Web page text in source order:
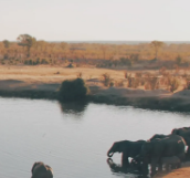
uitbesteden
voor groeiende
voor